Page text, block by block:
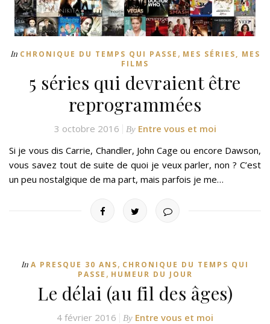
In CHRONIQUE DU TEMPS QUI PASSE , MES SÉRIES, MES
FILMS
5 séries qui devraient être
reprogrammées
3 octobre 2016 By Entre vous et moi
Si je vous dis Carrie, Chandler, John Cage ou encore Dawson,
vous savez tout de suite de quoi je veux parler, non ? C’est
un peu nostalgique de ma part, mais parfois je me…
In A PRESQUE 30 ANS, CHRONIQUE DU TEMPS QUI
PASSE , HUMEUR DU JOUR
Le délai (au fil des âges)
4 février 2016 By Entre vous et moi